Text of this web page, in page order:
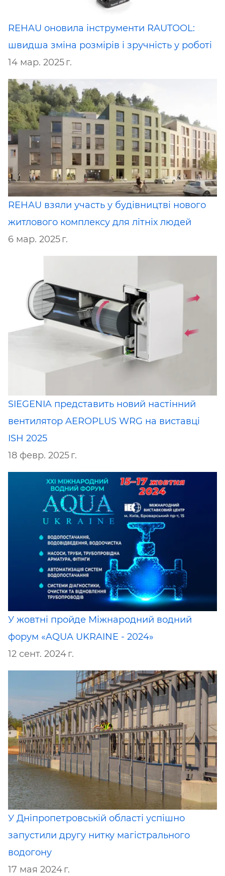
REHAU оновила інструменти RAUTOOL:
швидша зміна розмірів і зручність у роботі
14 мар. 2025 г.
REHAU взяли участь у будівництві нового
житлового комплексу для літніх людей
6 мар. 2025 г.
SIEGENIA представить новий настінний
вентилятор AEROPLUS WRG на виставці
ISH 2025
18 февр. 2025 г.
У жовтні пройде Міжнародний водний
форум «AQUA UKRAINE - 2024»
12 сент. 2024 г.
У Дніпропетровській області успішно
запустили другу нитку магістрального
водогону
17 мая 2024 г.